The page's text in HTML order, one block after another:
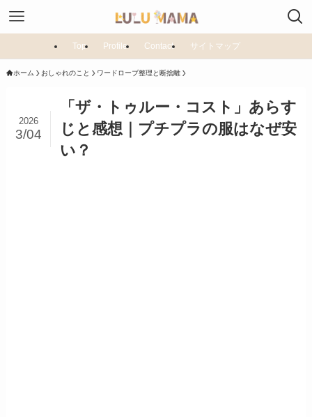
Top Profile Contact サイトマップ
ホーム おしゃれのこと ワードローブ整理と断捨離
「ザ・トゥルー・コスト」あらす
じと感想｜プチプラの服はなぜ安
い？
2026
3/04